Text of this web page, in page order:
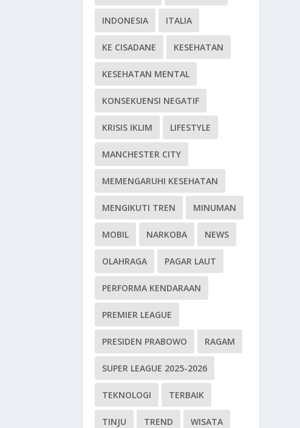
INDONESIA ITALIA
KE CISADANE KESEHATAN
KESEHATAN MENTAL
KONSEKUENSI NEGATIF
KRISIS IKLIM LIFESTYLE
MANCHESTER CITY
MEMENGARUHI KESEHATAN
MENGIKUTI TREN MINUMAN
MOBIL NARKOBA NEWS
OLAHRAGA PAGAR LAUT
PERFORMA KENDARAAN
PREMIER LEAGUE
PRESIDEN PRABOWO RAGAM
SUPER LEAGUE 2025-2026
TEKNOLOGI TERBAIK
TINJU TREND WISATA